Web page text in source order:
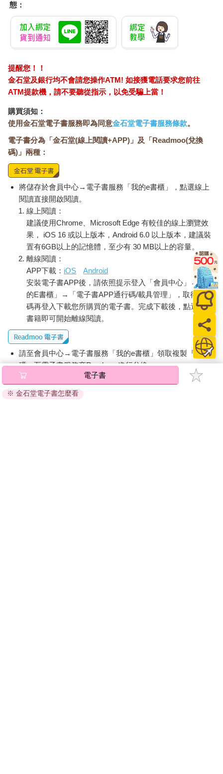
態：
提醒您！！
金石堂及銀行均不會請您操作ATM! 如接獲電話要求您前往
ATM提款機，請不要聽從指示，以免受騙上當！
購買須知：
使用金石堂電子書服務即為同意金石堂電子書服務條款。
電子書分為「金石堂(線上閱讀+APP)」及「Readmoo(兌換
碼)」兩種：
將儲存於會員中心→電子書服務「我的e書櫃」，點選線上
閱讀直接開啟閱讀。
線上閱讀：
建議使用Chrome、Microsoft Edge 有較佳的線上瀏覽效
果， iOS 16 或以上版本，Android 6.0 以上版本，建議裝
置有6GB以上的記憶體，至少有 30 MB以上的容量。
離線閱讀：
APP下載： iOS
Android
安裝電子書APP後，請依照提示登入「會員中心」→「我
的E書櫃」→「電子書APP通行碼/載具管理」，取得通行
碼再登入下載您所購買的電子書。完成下載後，點選任一
書籍即可開始離線閱讀。
請至會員中心→電子書服務「我的e書櫃」領取複製『兌換
碼』至電子書服務商Readmoo進行兌換。
退換貨須知：
因版權保護，您在金石堂所購買的電子書僅能以金石堂專屬